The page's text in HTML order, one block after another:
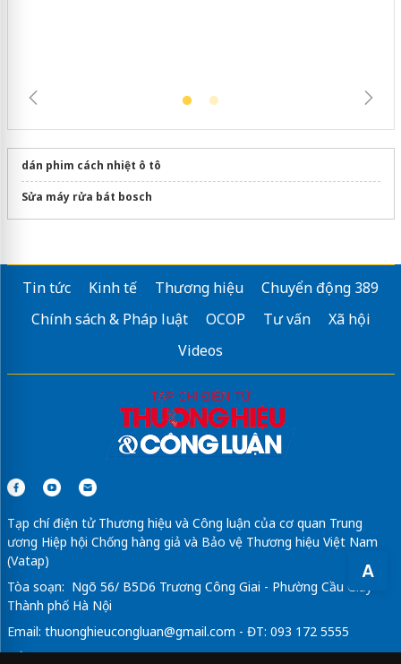
A
dán phim cách nhiệt ô tô
Sửa máy rửa bát bosch
Tin tức Kinh tế Thương hiệu
Chuyển động 389
Chính sách & Pháp luật
OCOP Tư vấn
Xã hội
Videos
Tạp chí điện tử Thương hiệu và Công luận của cơ quan Trung
ương Hiệp hội Chống hàng giả và Bảo vệ Thương hiệu Việt Nam
(Vatap)
Tòa soạn: Ngõ 56/ B5D6 Trương Công Giai - Phường Cầu Giấy -
Thành phố Hà Nội
Email: thuonghieucongluan@gmail.com - ĐT: 093 172 5555
Tổng Biên Tập: Vũ Đức Thuận